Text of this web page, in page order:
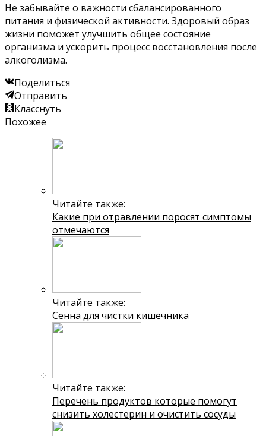
Не забывайте о важности сбалансированного
питания и физической активности. Здоровый образ
жизни поможет улучшить общее состояние
организма и ускорить процесс восстановления после
алкоголизма.
Поделиться
Отправить
Класснуть
Похожее
Читайте также:
Какие при отравлении поросят симптомы
отмечаются
Читайте также:
Сенна для чистки кишечника
Читайте также:
Перечень продуктов которые помогут
снизить холестерин и очистить сосуды